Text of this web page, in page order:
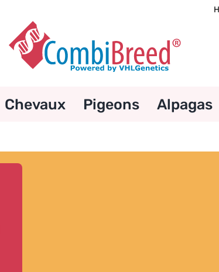
Chevaux Pigeons Alpagas